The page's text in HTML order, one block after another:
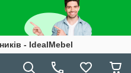
- IdealMebel